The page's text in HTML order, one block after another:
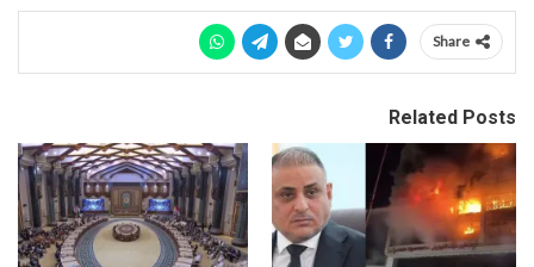
Share
Related Posts